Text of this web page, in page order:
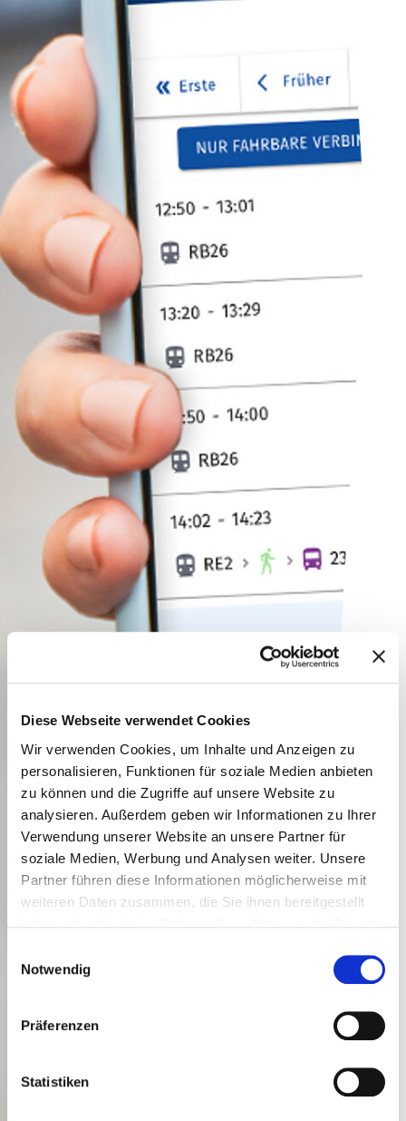
Diese Webseite verwendet Cookies
Wir verwenden Cookies, um Inhalte und Anzeigen zu
personalisieren, Funktionen für soziale Medien anbieten
zu können und die Zugriffe auf unsere Website zu
analysieren. Außerdem geben wir Informationen zu Ihrer
Verwendung unserer Website an unsere Partner für
soziale Medien, Werbung und Analysen weiter. Unsere
Partner führen diese Informationen möglicherweise mit
weiteren Daten zusammen, die Sie ihnen bereitgestellt
Notwendig
Präferenzen
Statistiken